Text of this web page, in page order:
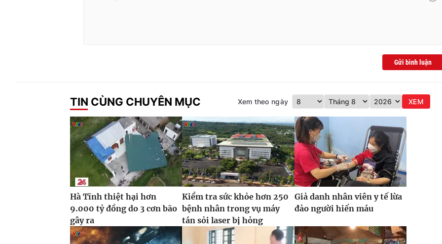
Gửi bình luận
TIN CÙNG CHUYÊN MỤC Xem theo ngày XEM
Hà Tĩnh thiệt hại hơn
9.000 tỷ đồng do 3 cơn bão
gây ra
Kiểm tra sức khỏe hơn 250
bệnh nhân trong vụ máy
tán sỏi laser bị hỏng
Giả danh nhân viên y tế lừa
đảo người hiến máu